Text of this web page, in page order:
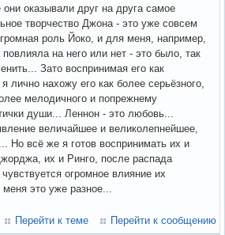
оказывали друг на друга самое
творчество Джона - это уже совсем
роль Йоко, и для меня, например,
на него или нет - это было, так
Зато воспринимая его как
лично нахожу его как более серьёзного,
мелодичного и попрежнему
души... Леннон - это любовь...
величайшее и великолепнейшее,
Но всё же я готов воспринимать их и
их и Ринго, после распада
огромное влияние их
это уже разное...
Перейти к теме Перейти к сообщению